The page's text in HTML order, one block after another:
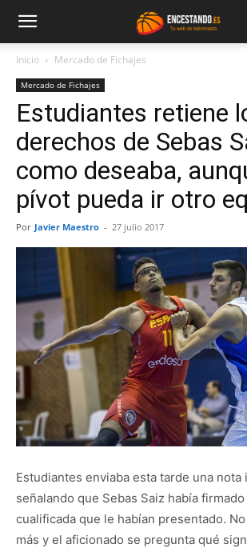
Inicio Mercado de Fichajes
Mercado de Fichajes
Estudiantes retiene
derechos de Sebas
como deseaba,
pívot pueda ir otro
Por Javier Maestro - 27 julio 2017
Estudiantes enviaba esta tarde una nota
señalando que Sebas Saiz había
cualificada que le habían presentado.
más y el aficionado se pregunta qué